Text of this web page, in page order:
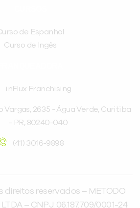
de Espanhol
Curso de Ingês
inFlux Franchising
Vargas, 2635 - Água Verde, Curitiba
- PR, 80240-040
(41) 3016-9898
direitos reservados – METODO
– CNPJ: 06.187.709/0001-24